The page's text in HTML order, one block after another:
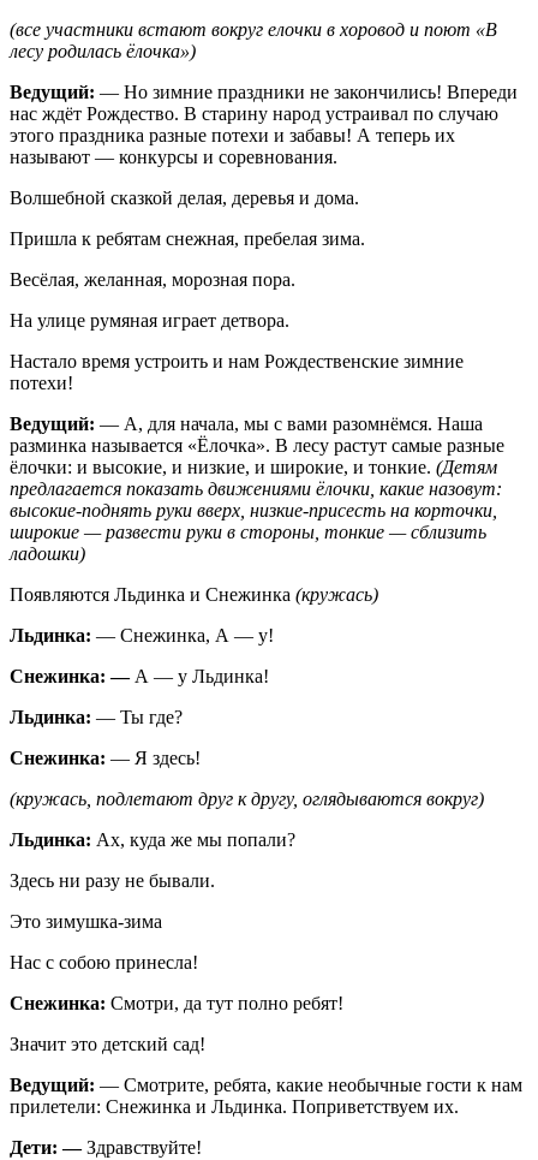
(все участники встают вокруг елочки в хоровод и поют «В
лесу родилась ёлочка»)
Ведущий: — Но зимние праздники не закончились! Впереди
нас ждёт Рождество. В старину народ устраивал по случаю
этого праздника разные потехи и забавы! А теперь их
называют — конкурсы и соревнования.
Волшебной сказкой делая, деревья и дома.
Пришла к ребятам снежная, пребелая зима.
Весёлая, желанная, морозная пора.
На улице румяная играет детвора.
Настало время устроить и нам Рождественские зимние
потехи!
Ведущий: — А, для начала, мы с вами разомнёмся. Наша
разминка называется «Ёлочка». В лесу растут самые разные
ёлочки: и высокие, и низкие, и широкие, и тонкие. (Детям
предлагается показать движениями ёлочки, какие назовут:
высокие-поднять руки вверх, низкие-присесть на корточки,
широкие — развести руки в стороны, тонкие — сблизить
ладошки)
Появляются Льдинка и Снежинка (кружась)
Льдинка: — Снежинка, А — у!
Снежинка: — А — у Льдинка!
Льдинка: — Ты где?
Снежинка: — Я здесь!
(кружась, подлетают друг к другу, оглядываются вокруг)
Льдинка: Ах, куда же мы попали?
Здесь ни разу не бывали.
Это зимушка-зима
Нас с собою принесла!
Снежинка: Смотри, да тут полно ребят!
Значит это детский сад!
Ведущий: — Смотрите, ребята, какие необычные гости к нам
прилетели: Снежинка и Льдинка. Поприветствуем их.
Дети: —Здравствуйте!